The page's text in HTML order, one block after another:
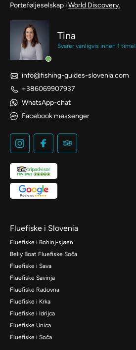
Porteføljeselskap iWorld Discovery.
Tina
Svarer vanligvis innen 1 time!
info@fishing-guides-slovenia.com
+386069907937
WhatsApp-chat
Facebook messenger
Fluefiske i Slovenia
Fluefiske i Bohinj-sjøen
Belly Boat Fluefiske Soča
Fluefiske i Sava
Fluefiske Savinja
Fluefiske Radovna
Fluefiske i Krka
Fluefiske i Idrijca
Fluefiske Unica
Fluefiske i Soča